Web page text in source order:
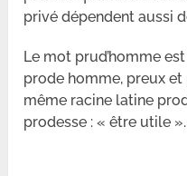
privé dépendent aussi
Le mot prud’homme
prode homme, preux
même racine latine
prodesse : « être utile